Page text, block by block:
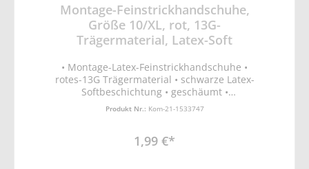
Montage-Feinstrickhandschuhe,
Größe 10/XL, rot, 13G-
Trägermaterial, Latex-Soft
• Montage-Latex-Feinstrickhandschuhe •
rotes-13G Trägermaterial • schwarze Latex-
Softbeschichtung • geschäumt •
schrumpfgeraut • ergonomische Passform •
Durchstichfestigkeit)
Produkt Nr.: Kom-21-1533747
1,99 €*